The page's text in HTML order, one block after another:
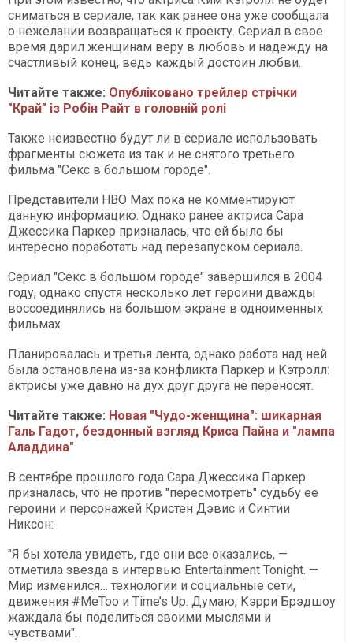
сниматься в сериале, так как ранее она уже сообщала
о нежелании возвращаться к проекту. Сериал в свое
время дарил женщинам веру в любовь и надежду на
счастливый конец, ведь каждый достоин любви.
Читайте также: Опубліковано трейлер стрічки
"Край" із Робін Райт в головній ролі
Также неизвестно будут ли в сериале использовать
фрагменты сюжета из так и не снятого третьего
фильма "Секс в большом городе".
Представители HBO Max пока не комментируют
данную информацию. Однако ранее актриса Сара
Джессика Паркер призналась, что ей было бы
интересно поработать над перезапуском сериала.
Сериал "Секс в большом городе" завершился в 2004
году, однако спустя несколько лет героини дважды
воссоединялись на большом экране в одноименных
фильмах.
Планировалась и третья лента, однако работа над ней
была остановлена из-за конфликта Паркер и Кэтролл:
актрисы уже давно на дух друг друга не переносят.
Читайте также: Новая "Чудо-женщина": шикарная
Галь Гадот, бездонный взгляд Криса Пайна и "лампа
Аладдина"
В сентябре прошлого года Сара Джессика Паркер
призналась, что не против "пересмотреть" судьбу ее
героини и персонажей Кристен Дэвис и Синтии
Никсон:
"Я бы хотела увидеть, где они все оказались, —
отметила звезда в интервью Entertainment Tonight. —
Мир изменился… технологии и социальные сети,
движения #MeToo и Time’s Up. Думаю, Кэрри Брэдшоу
жаждала бы поделиться своими мыслями и
чувствами".